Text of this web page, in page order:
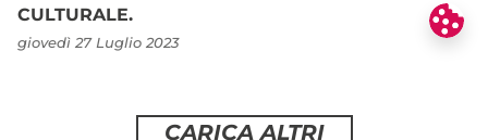
CULTURALE.
giovedì 27 Luglio 2023
CARICA ALTRI